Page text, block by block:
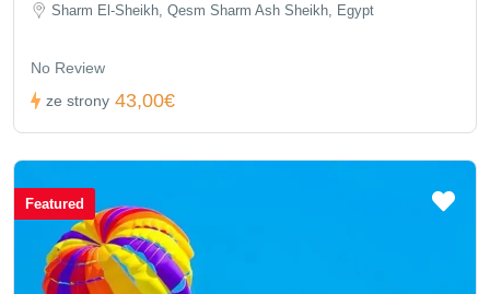
Sharm El-Sheikh, Qesm Sharm Ash Sheikh, Egypt
No Review
ze strony 43,00€
Featured